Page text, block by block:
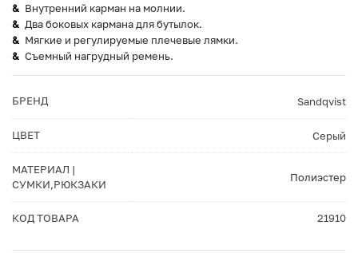
Внутренний карман на молнии.
Два боковых кармана для бутылок.
Мягкие и регулируемые плечевые лямки.
Съемный нагрудный ремень.
БРЕНД Sandqvist
ЦВЕТ Серый
МАТЕРИАЛ |
СУМКИ,РЮКЗАКИ
Полиэстер
КОД ТОВАРА 21910